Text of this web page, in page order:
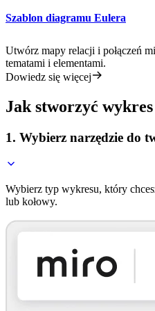
Szablon diagramu Eulera
Utwórz mapy relacji i połączeń
tematami i elementami.
Dowiedz się więcej
Jak stworzyć
1. Wybierz narzędzie do
Wybierz typ wykresu, który
lub kołowy.